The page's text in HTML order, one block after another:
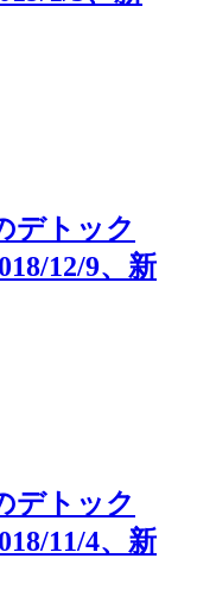
デトック
12/9、新
デトック
11/4、新